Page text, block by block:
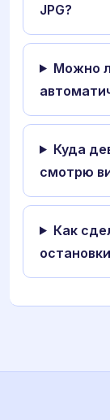
JPG?
Можно
Куда
смотрю
Как